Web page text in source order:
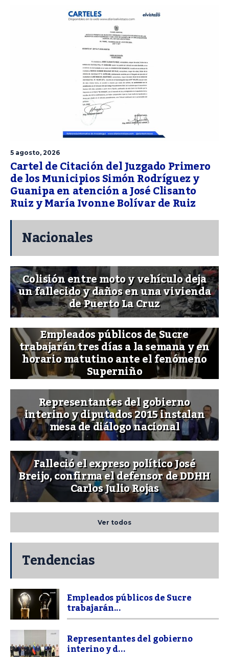
5 agosto, 2026
Cartel de Citación del Juzgado Primero
de los Municipios Simón Rodríguez y
Guanipa en atención a José Clisanto
Ruiz y María Ivonne Bolívar de Ruiz
Nacionales
Colisión entre moto y vehículo deja
un fallecido y daños en una vivienda
de Puerto La Cruz
Empleados públicos de Sucre
trabajarán tres días a la semana y en
horario matutino ante el fenómeno
Superniño
Representantes del gobierno
interino y diputados 2015 instalan
mesa de diálogo nacional
Falleció el expreso político José
Breijo, confirma el defensor de DDHH
Carlos Julio Rojas
Ver todos
Tendencias
Empleados públicos de Sucre
trabajarán...
Representantes del gobierno
interino y d...